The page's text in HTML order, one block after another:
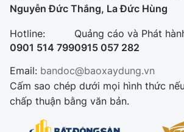
Nguyễn Đức Thắng, La Đức Hùng
Hotline:
0901 514 799
Quảng cáo và Phát
0915 057 282
Email: bandoc@baoxaydung.vn
Cấm sao chép dưới mọi hình thức
chấp thuận bằng văn bản.